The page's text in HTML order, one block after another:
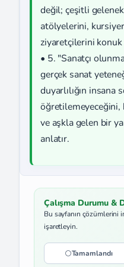
değil; çeşitli
atölyelerini,
ziyaretçilerini
• 5. "Sanatçı
gerçek sanat
duyarlılığın insana
ve aşkla gelen bir
anlatır.
Çalışma Durumu &
Bu sayfanın çözümlerini
işaretleyin.
Tamamlandı